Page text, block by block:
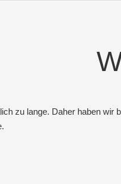
zu lange. Daher haben